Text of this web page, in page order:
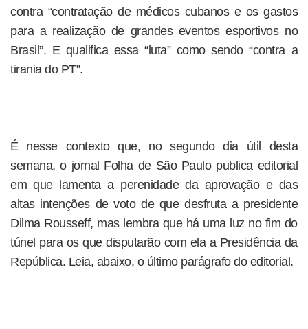
contra “contratação de médicos cubanos e os gastos
para a realização de grandes eventos esportivos no
Brasil”. E qualifica essa “luta” como sendo “contra a
tirania do PT”.
É nesse contexto que, no segundo dia útil desta
semana, o jornal Folha de São Paulo publica editorial
em que lamenta a perenidade da aprovação e das
altas intenções de voto de que desfruta a presidente
Dilma Rousseff, mas lembra que há uma luz no fim do
túnel para os que disputarão com ela a Presidência da
República. Leia, abaixo, o último parágrafo do editorial.